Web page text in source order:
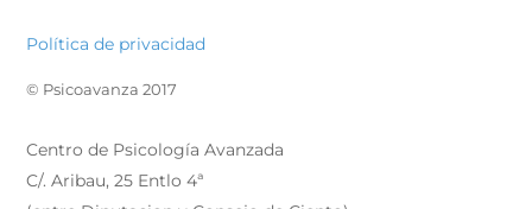
Política de privacidad
© Psicoavanza 2017
Centro de Psicología Avanzada
C/. Aribau, 25 Entlo 4ª